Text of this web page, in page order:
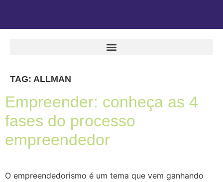
TAG: ALLMAN
Empreender: conheça as 4
fases do processo
empreendedor
O empreendedorismo é um tema que vem ganhando